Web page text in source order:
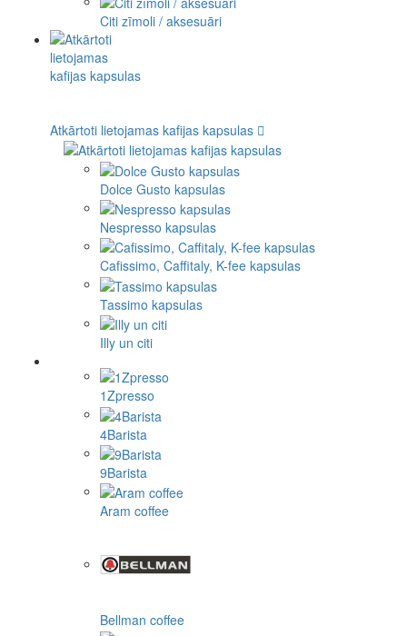
Citi zīmoli / aksesuāri
Atkārtoti lietojamas kafijas kapsulas
Dolce Gusto kapsulas
Nespresso kapsulas
Cafissimo, Caffitaly, K-fee kapsulas
Tassimo kapsulas
Illy un citi
1Zpresso
4Barista
9Barista
Aram coffee
Bellman coffee